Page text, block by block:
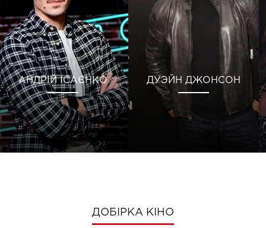
АНДРІЙ ІСАЄНКО ДУЭЙН ДЖОНСОН
ДОБІРКА КІНО